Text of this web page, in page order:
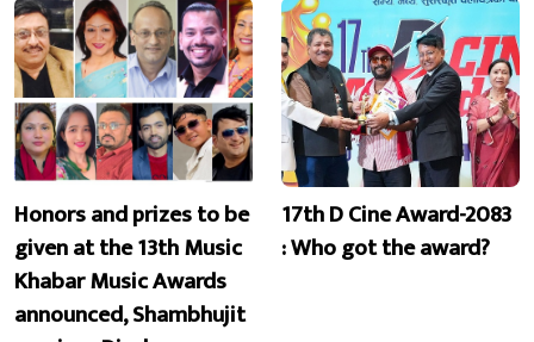
Honors and prizes to be
given at the 13th Music
Khabar Music Awards
announced, Shambhujit
17th D Cine Award-2083
: Who got the award?